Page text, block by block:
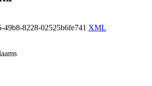
49b8-8228-02525b6fe741 XML